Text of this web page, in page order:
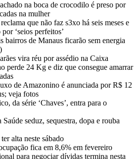
na boca de crocodilo é preso por
na mulher
que não faz s3xo há seis meses e
‘seios perfeitos’
bairros de Manaus ficarão sem energia
vira réu por assédio na Caixa
perde 24 Kg e diz que consegue amarrar
de Amazonino é anunciada por R$ 12
veja fotos
da série ‘Chaves’, entra para o
Saúde seduz, sequestra, dopa e rouba
alta neste sábado
fica em 8,6% em fevereiro
para negociar dívidas termina nesta